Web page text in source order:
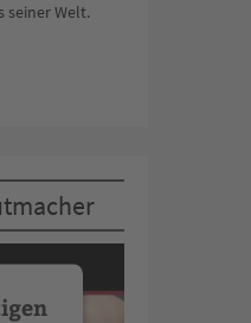
seiner Welt.